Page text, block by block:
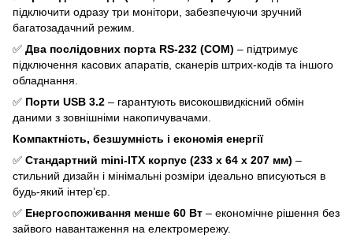
підключити одразу три монітори, забезпечуючи зручний
багатозадачний режим.
✅ Два послідовних порта RS-232 (COM) – підтримує
підключення касових апаратів, сканерів штрих-кодів та іншого
обладнання.
✅ Порти USB 3.2 – гарантують високошвидкісний обмін
даними з зовнішніми накопичувачами.
Компактність, безшумність і економія енергії
✅ Стандартний mini-ITX корпус (233 х 64 х 207 мм) –
стильний дизайн і мінімальні розміри ідеально вписуються в
будь-який інтер’єр.
✅ Енергоспоживання менше 60 Вт – економічне рішення без
зайвого навантаження на електромережу.